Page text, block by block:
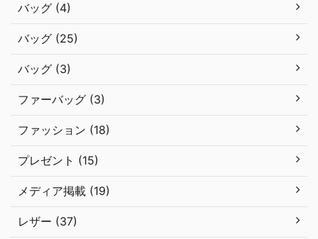
バッグ (4)
バッグ (25)
バッグ (3)
ファーバッグ (3)
ファッション (18)
プレゼント (15)
メディア掲載 (19)
レザー (37)